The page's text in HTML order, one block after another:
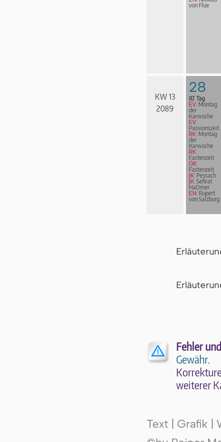
von Flüe
KW 13
2089
28
87. Tag
EV: Montag
der
Karwoche
EV:
Passionszeit
RK: Montag
der
Karwoche
RK:
Fastenzeit
ÖK:
Fastenzeit
JK: Pessach
JK: Sefirat
HaOmer
EN: Rupert
von Salzburg
Fehler
Gewähr.
wei­te­rer
Text | Grafik |